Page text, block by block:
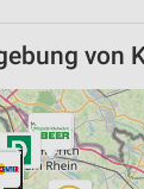
von